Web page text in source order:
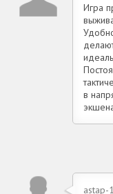
Игра
в
astap-